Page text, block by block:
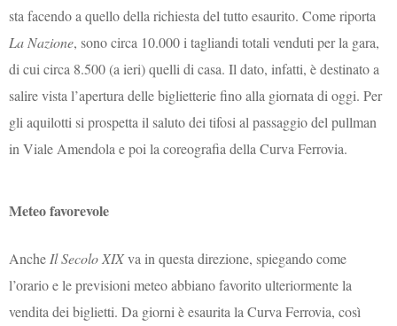
sta facendo a quello della richiesta del tutto esaurito. Come riporta
La Nazione, sono circa 10.000 i tagliandi totali venduti per la gara,
di cui circa 8.500 (a ieri) quelli di casa. Il dato, infatti, è destinato a
salire vista l’apertura delle biglietterie fino alla giornata di oggi. Per
gli aquilotti si prospetta il saluto dei tifosi al passaggio del pullman
in Viale Amendola e poi la coreografia della Curva Ferrovia.
Meteo favorevole
Anche Il Secolo XIXva in questa direzione, spiegando come
l’orario e le previsioni meteo abbiano favorito ulteriormente la
vendita dei biglietti. Da giorni è esaurita la Curva Ferrovia, così